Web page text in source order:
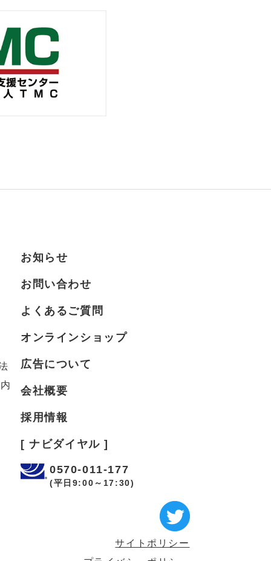
お知らせ
お問い合わせ
よくあるご質問
オンラインショップ
広告について
会社概要
採用情報
[ ナビダイヤル ]
0570-011-177
(平日9:00～17:30)
サイトポリシー